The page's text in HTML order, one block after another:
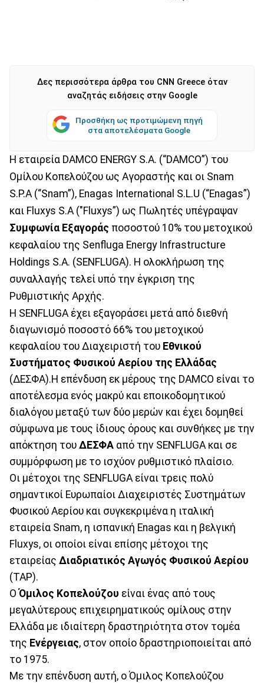
Δες περισσότερα άρθρα του CNN Greece όταν
αναζητάς ειδήσεις στην Google
Προσθήκη ως προτιμώμενη πηγή
στα αποτελέσματα Google
Η εταιρεία DAMCO ENERGY S.A. (“DAMCO”) του
Ομίλου Κοπελούζου ως Αγοραστής και οι Snam
S.P.A (“Snam”), Enagas International S.L.U (“Enagas”)
και Fluxys S.A ("Fluxys”) ως Πωλητές υπέγραψαν
Συμφωνία Εξαγοράς ποσοστού 10% του μετοχικού
κεφαλαίου της Senfluga Energy Infrastructure
Holdings S.A. (SENFLUGA). Η ολοκλήρωση της
συναλλαγής τελεί υπό την έγκριση της
Ρυθμιστικής Αρχής.
Η SENFLUGA έχει εξαγοράσει μετά από διεθνή
διαγωνισμό ποσοστό 66% του μετοχικού
κεφαλαίου του Διαχειριστή του Εθνικού
Συστήματος Φυσικού Αερίου της Ελλάδας
(ΔΕΣΦΑ).Η επένδυση εκ μέρους της DAMCO είναι το
αποτέλεσμα ενός μακρύ και εποικοδομητικού
διαλόγου μεταξύ των δύο μερών και έχει δομηθεί
σύμφωνα με τους ίδιους όρους και συνθήκες με την
απόκτηση του ΔΕΣΦΑ από την SENFLUGA και σε
συμμόρφωση με το ισχύον ρυθμιστικό πλαίσιο.
Οι μέτοχοι της SENFLUGA είναι τρεις πολύ
σημαντικοί Ευρωπαίοι Διαχειριστές Συστημάτων
Φυσικού Αερίου και συγκεκριμένα η ιταλική
εταιρεία Snam, η ισπανική Enagas και η βελγική
Fluxys, οι οποίοι είναι επίσης μέτοχοι της
εταιρείας Διαδριατικός Αγωγός Φυσικού Αερίου
(ΤΑP).
ΟΌμιλος Κοπελούζου είναι ένας από τους
μεγαλύτερους επιχειρηματικούς ομίλους στην
Ελλάδα με ιδιαίτερη δραστηριότητα στον τομέα
της Ενέργειας, στον οποίο δραστηριοποιείται από
το 1975.
Με την επένδυση αυτή, ο Όμιλος Κοπελούζου